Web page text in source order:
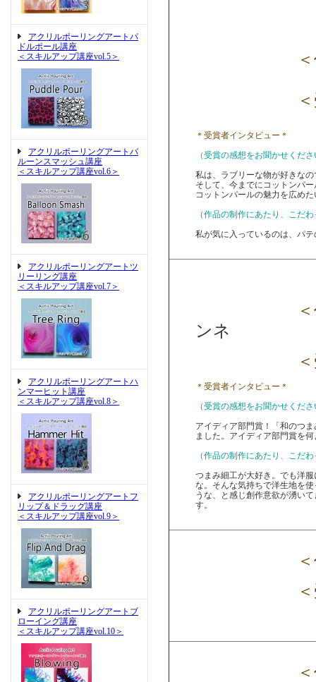
アクリルポーリングアートパ
ドルポール講座
＜スキルアップ講座vol.5＞
アクリルポーリングアートバ
ルーンスマッシュ講座
＜スキルアップ講座vol.6＞
アクリルポーリングアートツ
リーリング講座
＜スキルアップ講座vol.7＞
アクリルポーリングアートハ
ンマーヒット講座
＜スキルアップ講座vol.8＞
アクリルポーリングアートフ
リップ＆ドラッグ講座
＜スキルアップ講座vol.9＞
アクリルポーリングアートブ
ローイング講座
＜スキルアップ講座vol.10＞
＜作
＜受
＊受賞者インタビュー＊
（受賞の感想をお聞かせくだ
私は、ラブリーな物が好きな
そして、今までにコットンパ
コットンパールの魅力を広め
（作品の制作にあたり、こだ
私が気に入っているのは、パ
＜作
ンネ
＜受
＊受賞者インタビュー＊
（受賞の感想をお聞かせくだ
アイディア部門賞！「和のつ
ました。アイディア部門賞を
（作品の制作にあたり、こだ
つまみ細工が大好き。でも洋
な。そんな気持ちで洋生地を
うな、と感じ創作意欲が湧い
す。
＜作
＜受
＜作